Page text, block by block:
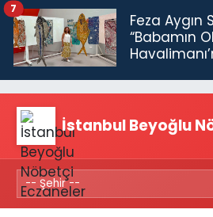
Feza Aygın
“Babamın
7
İstanbul Beyoğlu